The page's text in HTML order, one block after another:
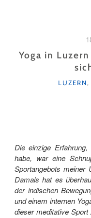
Yoga in
LUZERN,
Die einzige
habe, war eine
Sportangebots meiner
Damals hat es
der indischen
und einem internen
dieser meditative